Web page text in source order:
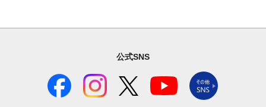
公式SNS